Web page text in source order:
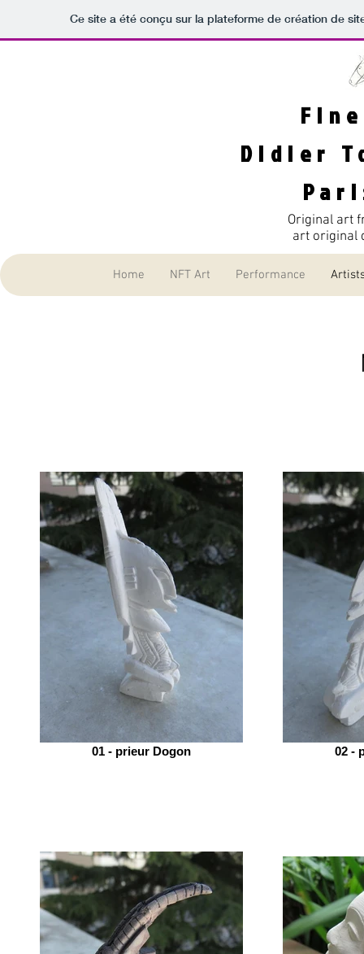
Ce site a été conçu sur la plateforme de création de
Didier
Original art
art original
Home NFT Art Performance
01 - prieur Dogon 02 -